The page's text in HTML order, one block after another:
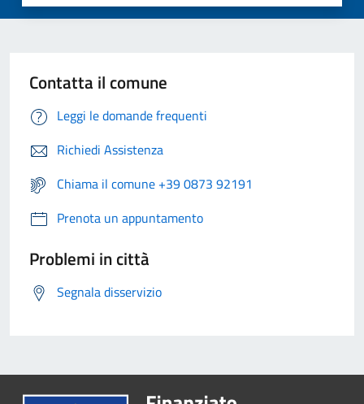
Contatta il comune
Leggi le domande frequenti
Richiedi Assistenza
Chiama il comune +39 0873 92191
Prenota un appuntamento
Problemi in città
Segnala disservizio